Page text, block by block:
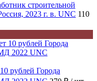
строительной
2023 г. в. UNC 110
рублей Города